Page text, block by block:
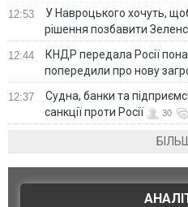
12:53
У Навроцького хочуть,
рішення позбавити
12:44
КНДР передала Росії
попередили про нову
12:37
Судна, банки та
санкції проти Росії
30